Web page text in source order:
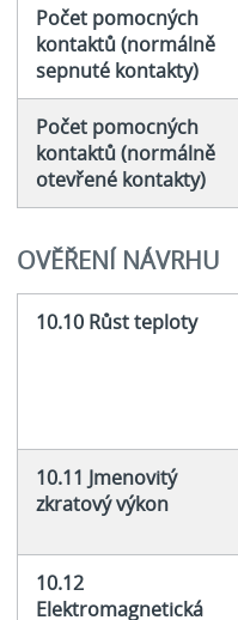
Počet pomocných
kontaktů (normálně
sepnuté kontakty)
Počet pomocných
kontaktů (normálně
otevřené kontakty)
OVĚŘENÍ NÁVRHU
10.10 Růst teploty
10.11 Jmenovitý
zkratový výkon
10.12
Elektromagnetická